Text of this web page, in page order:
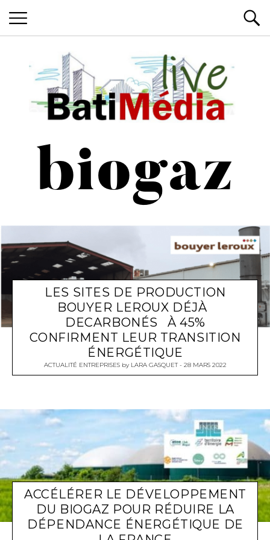
Batimedialive
biogaz
LES SITES DE PRODUCTION
BOUYER LEROUX DÉJÀ
DECARBONÉS À 45%
CONFIRMENT LEUR TRANSITION
ÉNERGÉTIQUE
ACTUALITÉ ENTREPRISES by LARA GASQUET 28 MARS 2022
ACCÉLÉRER LE DÉVELOPPEMENT
DU BIOGAZ POUR RÉDUIRE LA
DÉPENDANCE ÉNERGÉTIQUE DE